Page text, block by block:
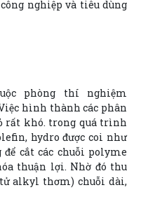
nghiệp và tiêu dùng
phòng thí nghiệm
hình thành các phân
rất khó. trong quá trình
hydro được coi như
cắt các chuỗi polyme
thuận lợi. Nhờ đó thu
alkyl thơm) chuỗi dài,